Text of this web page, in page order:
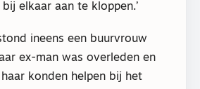
elkaar aan te kloppen.’
ineens een buurvrouw
ex-man was overleden en
konden helpen bij het